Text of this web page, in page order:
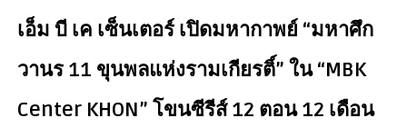
เอ็ม บี เค เซ็นเตอร์ เปิดมหากาพย์ “มหาศึก
วานร 11 ขุนพลแห่งรามเกียรติ์” ใน “MBK
Center KHON” โขนซีรีส์ 12 ตอน 12 เดือน